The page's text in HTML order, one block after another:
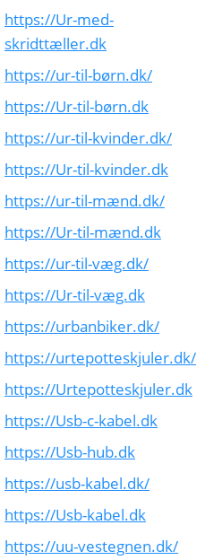
https://Ur-med-
skridttæller.dk
https://ur-til-børn.dk/
https://Ur-til-børn.dk
https://ur-til-kvinder.dk/
https://Ur-til-kvinder.dk
https://ur-til-mænd.dk/
https://Ur-til-mænd.dk
https://ur-til-væg.dk/
https://Ur-til-væg.dk
https://urbanbiker.dk/
https://urtepotteskjuler.dk/
https://Urtepotteskjuler.dk
https://Usb-c-kabel.dk
https://Usb-hub.dk
https://usb-kabel.dk/
https://Usb-kabel.dk
https://uu-vestegnen.dk/